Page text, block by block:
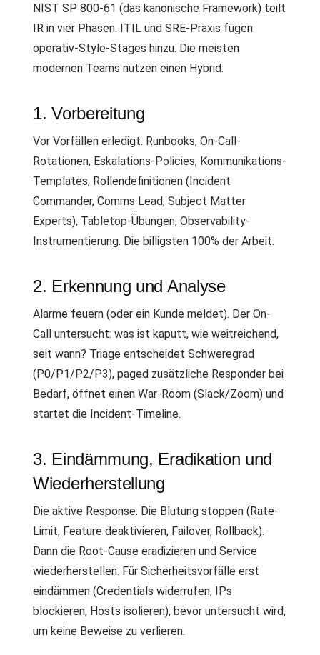
NIST SP 800-61 (das kanonische Framework) teilt
IR in vier Phasen. ITIL und SRE-Praxis fügen
operativ-Style-Stages hinzu. Die meisten
modernen Teams nutzen einen Hybrid:
1. Vorbereitung
Vor Vorfällen erledigt. Runbooks, On-Call-
Rotationen, Eskalations-Policies, Kommunikations-
Templates, Rollendefinitionen (Incident
Commander, Comms Lead, Subject Matter
Experts), Tabletop-Übungen, Observability-
Instrumentierung. Die billigsten 100% der Arbeit.
2. Erkennung und Analyse
Alarme feuern (oder ein Kunde meldet). Der On-
Call untersucht: was ist kaputt, wie weitreichend,
seit wann? Triage entscheidet Schweregrad
(P0/P1/P2/P3), paged zusätzliche Responder bei
Bedarf, öffnet einen War-Room (Slack/Zoom) und
startet die Incident-Timeline.
3. Eindämmung, Eradikation und
Wiederherstellung
Die aktive Response. Die Blutung stoppen (Rate-
Limit, Feature deaktivieren, Failover, Rollback).
Dann die Root-Cause eradizieren und Service
wiederherstellen. Für Sicherheitsvorfälle erst
eindämmen (Credentials widerrufen, IPs
blockieren, Hosts isolieren), bevor untersucht wird,
um keine Beweise zu verlieren.